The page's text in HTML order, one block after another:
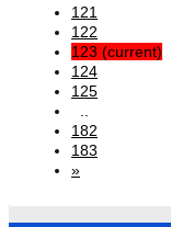
121
122
123 (current)
124
125
..
182
183
»